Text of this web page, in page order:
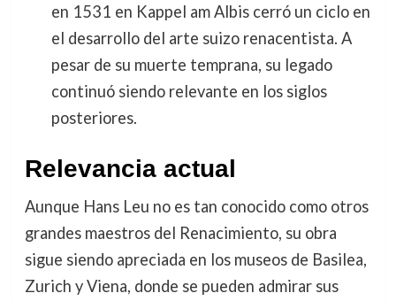
en 1531 en Kappel am Albis cerró un ciclo en
el desarrollo del arte suizo renacentista. A
pesar de su muerte temprana, su legado
continuó siendo relevante en los siglos
posteriores.
Relevancia actual
Aunque Hans Leu no es tan conocido como otros
grandes maestros del Renacimiento, su obra
sigue siendo apreciada en los museos de Basilea,
Zurich y Viena, donde se pueden admirar sus